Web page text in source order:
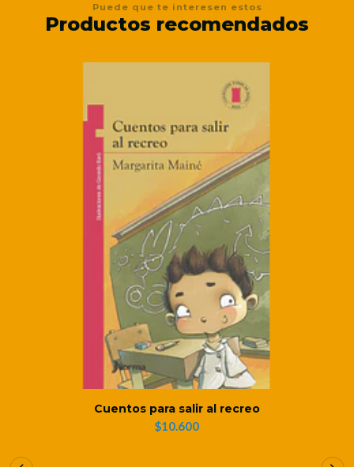
Puede que te interesen estos
Productos recomendados
Cuentos para salir al recreo
$10.600